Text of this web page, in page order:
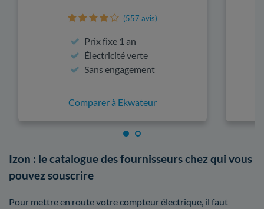
(557 avis)
Prix fixe 1 an
Électricité verte
Sans engagement
Comparer à Ekwateur
Izon : le catalogue des fournisseurs chez qui vous
pouvez souscrire
Pour mettre en route votre compteur électrique, il faut